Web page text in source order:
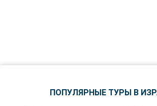
ПОПУЛЯРНЫЕ ТУРЫ В